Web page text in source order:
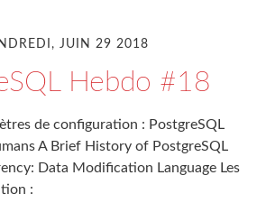
JUIN 29 2018
Hebdo #18
de configuration : PostgreSQL
A Brief History of PostgreSQL
Data Modification Language Les
: